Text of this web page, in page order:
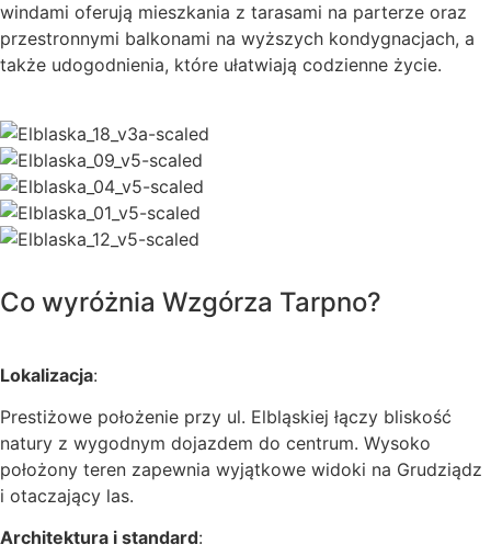
windami oferują mieszkania z tarasami na parterze oraz
przestronnymi balkonami na wyższych kondygnacjach, a
także udogodnienia, które ułatwiają codzienne życie.
Co wyróżnia Wzgórza Tarpno?
Lokalizacja:
Prestiżowe położenie przy ul. Elbląskiej łączy bliskość
natury z wygodnym dojazdem do centrum. Wysoko
położony teren zapewnia wyjątkowe widoki na Grudziądz
i otaczający las.
Architektura i standard: